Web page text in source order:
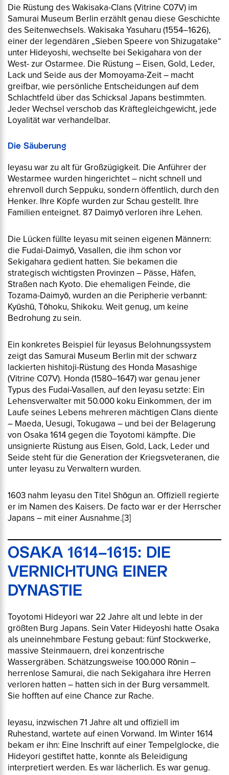
Die Rüstung des Wakisaka-Clans (Vitrine C07V) im
Samurai Museum Berlin erzählt genau diese Geschichte
des Seitenwechsels. Wakisaka Yasuharu (1554–1626),
einer der legendären „Sieben Speere von Shizugatake“
unter Hideyoshi, wechselte bei Sekigahara von der
West- zur Ostarmee. Die Rüstung – Eisen, Gold, Leder,
Lack und Seide aus der Momoyama-Zeit – macht
greifbar, wie persönliche Entscheidungen auf dem
Schlachtfeld über das Schicksal Japans bestimmten.
Jeder Wechsel verschob das Kräftegleichgewicht, jede
Loyalität war verhandelbar.
Die Säuberung
Ieyasu war zu alt für Großzügigkeit. Die Anführer der
Westarmee wurden hingerichtet – nicht schnell und
ehrenvoll durch Seppuku, sondern öffentlich, durch den
Henker. Ihre Köpfe wurden zur Schau gestellt. Ihre
Familien enteignet. 87 Daimyō verloren ihre Lehen.
Die Lücken füllte Ieyasu mit seinen eigenen Männern:
die Fudai-Daimyō, Vasallen, die ihm schon vor
Sekigahara gedient hatten. Sie bekamen die
strategisch wichtigsten Provinzen – Pässe, Häfen,
Straßen nach Kyoto. Die ehemaligen Feinde, die
Tozama-Daimyō, wurden an die Peripherie verbannt:
Kyūshū, Tōhoku, Shikoku. Weit genug, um keine
Bedrohung zu sein.
Ein konkretes Beispiel für Ieyasus Belohnungssystem
zeigt das Samurai Museum Berlin mit der schwarz
lackierten hishitoji-Rüstung des Honda Masashige
(Vitrine C07V). Honda (1580–1647) war genau jener
Typus des Fudai-Vasallen, auf den Ieyasu setzte: Ein
Lehensverwalter mit 50.000 koku Einkommen, der im
Laufe seines Lebens mehreren mächtigen Clans diente
– Maeda, Uesugi, Tokugawa – und bei der Belagerung
von Osaka 1614 gegen die Toyotomi kämpfte. Die
unsignierte Rüstung aus Eisen, Gold, Lack, Leder und
Seide steht für die Generation der Kriegsveteranen, die
unter Ieyasu zu Verwaltern wurden.
1603 nahm Ieyasu den Titel Shōgun an. Offiziell regierte
er im Namen des Kaisers. De facto war er der Herrscher
Japans – mit einer Ausnahme.[3]
OSAKA 1614–1615: DIE
VERNICHTUNG EINER
DYNASTIE
Toyotomi Hideyori war 22 Jahre alt und lebte in der
größten Burg Japans. Sein Vater Hideyoshi hatte Osaka
als uneinnehmbare Festung gebaut: fünf Stockwerke,
massive Steinmauern, drei konzentrische
Wassergräben. Schätzungsweise 100.000 Rōnin –
herrenlose Samurai, die nach Sekigahara ihre Herren
verloren hatten – hatten sich in der Burg versammelt.
Sie hofften auf eine Chance zur Rache.
Ieyasu, inzwischen 71 Jahre alt und offiziell im
Ruhestand, wartete auf einen Vorwand. Im Winter 1614
bekam er ihn: Eine Inschrift auf einer Tempelglocke, die
Hideyori gestiftet hatte, konnte als Beleidigung
interpretiert werden. Es war lächerlich. Es war genug.